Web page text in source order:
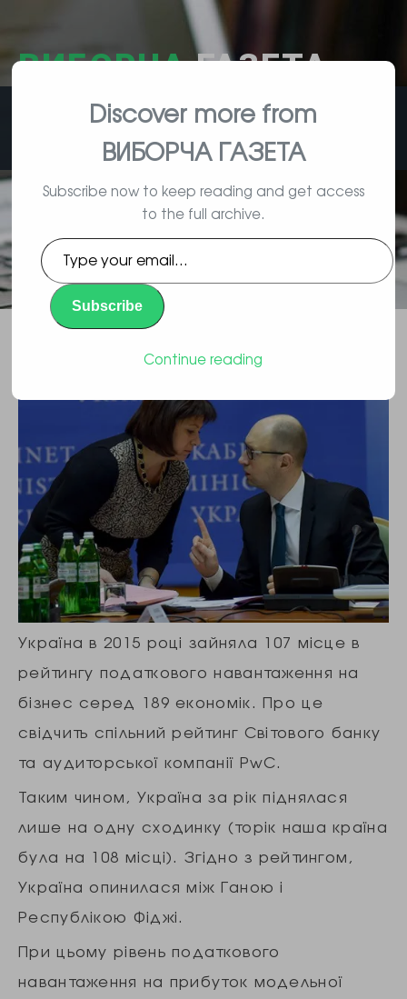
ВИБОРЧАГАЗЕТА
влада, вибори, народ
Україна опинилася між Ганою і
Фіджі в рейтингу податкового
навантаження на бізнес
Україна в 2015 році зайняла 107 місце в
рейтингу податкового навантаження на
бізнес серед 189 економік. Про це
свідчить спільний рейтинг Світового банку
та аудиторської компанії PwC.
Таким чином, Україна за рік піднялася
лише на одну сходинку (торік наша країна
була на 108 місці). Згідно з рейтингом,
Україна опинилася між Ганою і
Республікою Фіджі.
При цьому рівень податкового
навантаження на прибуток модельної
Discover more from
ВИБОРЧА ГАЗЕТА
Subscribe now to keep reading and get access
to the full archive.
Type
your
email…
Subscribe
Continue reading